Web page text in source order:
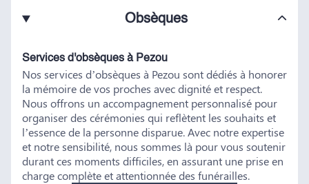
Obsèques
Services d'obsèques à Pezou
Nos services d’obsèques à Pezou sont dédiés à honorer
la mémoire de vos proches avec dignité et respect.
Nous offrons un accompagnement personnalisé pour
organiser des cérémonies qui reflètent les souhaits et
l’essence de la personne disparue. Avec notre expertise
et notre sensibilité, nous sommes là pour vous soutenir
durant ces moments difficiles, en assurant une prise en
charge complète et attentionnée des funérailles.